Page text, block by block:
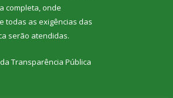
completa, onde
todas as exigências das
serão atendidas.
Transparência Pública